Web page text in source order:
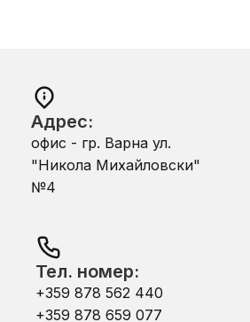
Адрес:
офис - гр. Варна ул.
"Никола Михайловски"
№4
Тел. номер:
+359 878 562 440
+359 878 659 077